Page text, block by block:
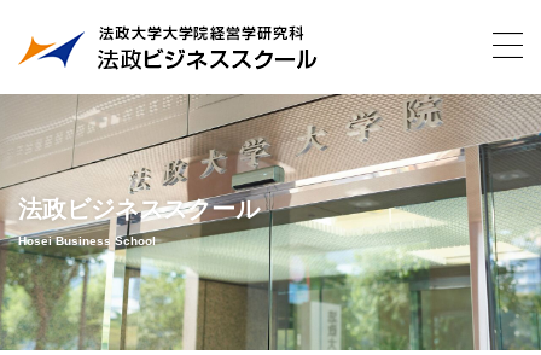
法政ビジネススクール
Hosei Business School